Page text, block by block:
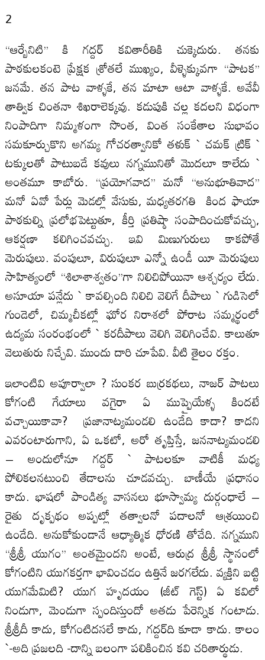
2
‘‘ఆర్బేనిటి’’ కి గద్దర్‌ కవితారీతికి చుక్కెదురు. తనకు
పాఠకులకంటె ప్రేక్షక శ్రోతలే ముఖ్యం, వీళ్ళెక్కువగా ‘‘పాటక’’
జనమే. తన పాట వాళ్ళకే, తన మాటా ఆటా వాళ్ళకే. అవేవీ
తాత్విక చింతనా శిఖరాలెక్కవు. కడుపుకి చల్ల కదలని విధంగా
నింపాదిగా నిమ్మళంగా సొంత, వింత సంకేతాల సుభావం
సమకూర్చుకొని అగమ్య గోచరత్వానికో తళుక్‌ ` చమక్‌ ట్రిక్‌ `
టక్కులతో పాటుబడే కవులు నగ్నమునితో మొదలూ కాలేదు `
అంతమూ కాబోరు. ‘‘ప్రయోగవాద’’ మనో ‘‘అనుభూతివాద’’
మనో ఏవో పేర్లు మెడల్లో వేసుకు, మధ్యతరగతి కింద ఫాయా
పాఠకుల్ని ప్రలోభపెట్టుతూ, కీర్తి ప్రతిష్ఠా సంపాదించుకోవచ్చు,
ఆకర్షణా కలిగించవచ్చు. ఇవి మిణుగురులు కాకపోతే
మెరుపులు. వంపులూ, విరుపులూ ఎన్నో ఉండీ యీ మెరుపులు
సాహిత్యంలో ‘‘శిలాశాశ్వతం’’గా నిలిచిపోయినా ఆశ్చర్యం లేదు.
అసూయా పన్లేదు ` కావల్సింది నిలిచి వెలిగే దీపాలు ` గుడిసెలో
గుండెలో, చిమ్మచీకట్లో ఘోర నిరాశలో పోరాట సమ్మర్థంలో
ఉద్యమ సంరంభంలో ` కరదీపాలు వెలిగి వెలిగించేవి. కాలుతూ
వెలుతురు నిచ్చేవి. ముందు దారి చూపేవి. వీటి తైలం రక్తం.
ఇలాంటివి అపూర్వాలా ? సుంకర బుర్రకథలు, నాజర్‌ పాటలు
కోగంటి గేయాలు వగైరా ఏ ముప్పైయేళ్ళ కిందటే
వచ్చాయికావా? ప్రజానాట్యమండలి ఉండేది కాదా? కాదని
ఎవరంటారుగాని, ఏ ఒకటో, అరో తృప్తిస్తే, జననాట్యమండలి
– అందులోనూ గద్దర్‌ ` పాటలకూ వాటికీ మధ్య
పోలికలనటుంచి తేడాలను చూడవచ్చు. బాణీయే ప్రధానం
కాదు. భాషలో పాండిత్య వాసనలు భూస్వామ్య దుర్గంధాలే –
రైతు దృక్పథం అప్పట్లో తత్వాలనో పదాలనో ఆశ్రయించి
ఉండేది. అనుకోకుండానే ఆధ్యాత్మిక ధోరణి తోచేది. నగ్నముని
‘‘శ్రీశ్రీ యుగం’’ అంతమైందని అంటే, ఆరుద్ర శ్రీశ్రీ స్థానంలో
కోగంటిని యుగకర్తగా భావించడం ఉత్తినే జరగలేదు. వ్యక్తిని బట్టి
యుగమేమిటి? యుగ హృదయం (జీట్‌ గెస్ట్‌) ఏ కవిలో
నిండుగా, మెండుగా స్పందిస్తుందో అతడు పేరెన్నిక గంటాడు.
శ్రీశ్రీదీ కాదు, కోగంటిదసలే కాదు, గద్దర్‌ది కూడా కాదు. కాలం
`-అది ప్రజలది -దాన్ని బలంగా పలికించిన కవి చరితార్థుడు.